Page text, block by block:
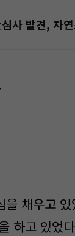
사 발견, 자
채우고
하고 있었